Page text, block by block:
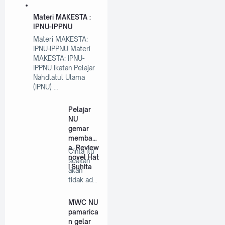
Materi MAKESTA :
IPNU-IPPNU
Materi MAKESTA:
IPNU-IPPNU Materi
MAKESTA: IPNU-
IPPNU Ikatan Pelajar
Nahdlatul Ulama
(IPNU) …
Pelajar
NU
gemar
membac
a, Review
novel Hat
i Suhita
Cinta itu
seakan
akan
tidak ada
untuk di…
MWC NU
pamarica
n gelar